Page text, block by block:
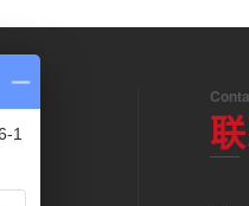
1